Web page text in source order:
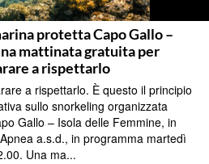
protetta Capo Gallo –
mattinata gratuita per
a rispettarlo
a rispettarlo. È questo il principio
sullo snorkeling organizzata
Gallo – Isola delle Femmine, in
a.s.d., in programma martedì
Una ma...